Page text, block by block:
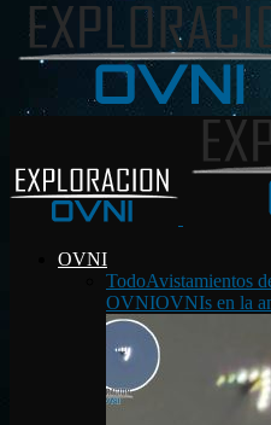
OVNI
TodoAvistamientos
OVNIOVNIs en la